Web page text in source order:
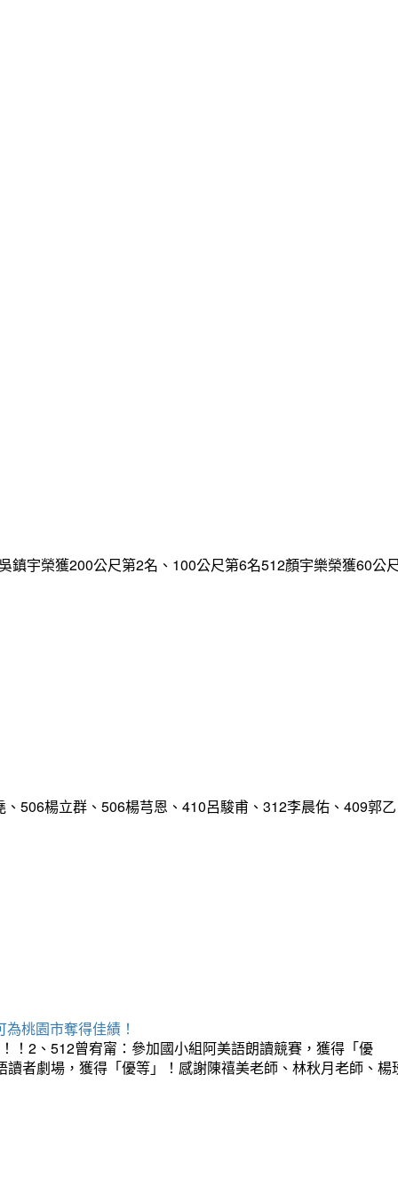
鎮宇榮獲200公尺第2名、100公尺第6名512顏宇樂榮獲60公
506楊立群、506楊芎恩、410呂駿甫、312李晨佑、409郭乙
桃園市奪得佳績！
！2、512曾宥甯：參加國小組阿美語朗讀競賽，獲得「優
者劇場，獲得「優等」！感謝陳禧美老師、林秋月老師、楊